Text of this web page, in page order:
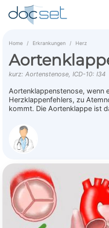
Home Erkrankungen Herz
kurz: Aortenstenose, ICD-10: I34
Aortenklappenstenose, wenn
Herzklappenfehlers, zu
kommt. Die Aortenklappe ist